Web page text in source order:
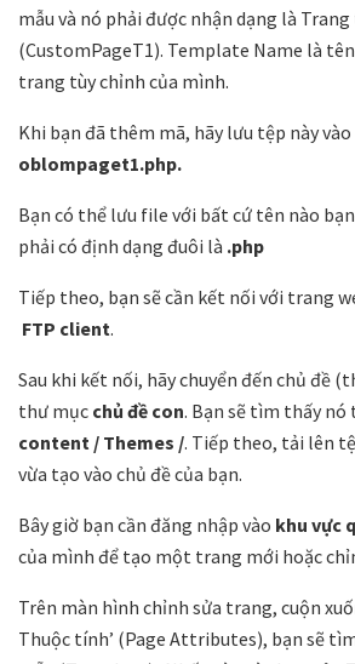
mẫu và nó phải được nhận dạng là
(CustomPageT1). Template Name là
trang tùy chỉnh của mình.
Khi bạn đã thêm mã, hãy lưu tệp này
oblompaget1.php.
Bạn có thể lưu file với bất cứ tên nào
phải có định dạng đuôi là .php
Tiếp theo, bạn sẽ cần kết nối với trang
FTP client.
Sau khi kết nối, hãy chuyển đến chủ đề
thư mục chủ đề con. Bạn sẽ tìm thấy
content / Themes /. Tiếp theo, tải lên
vừa tạo vào chủ đề của bạn.
Bây giờ bạn cần đăng nhập vào khu vực
của mình để tạo một trang mới hoặc
Trên màn hình chỉnh sửa trang, cuộn
Thuộc tính’ (Page Attributes), bạn sẽ